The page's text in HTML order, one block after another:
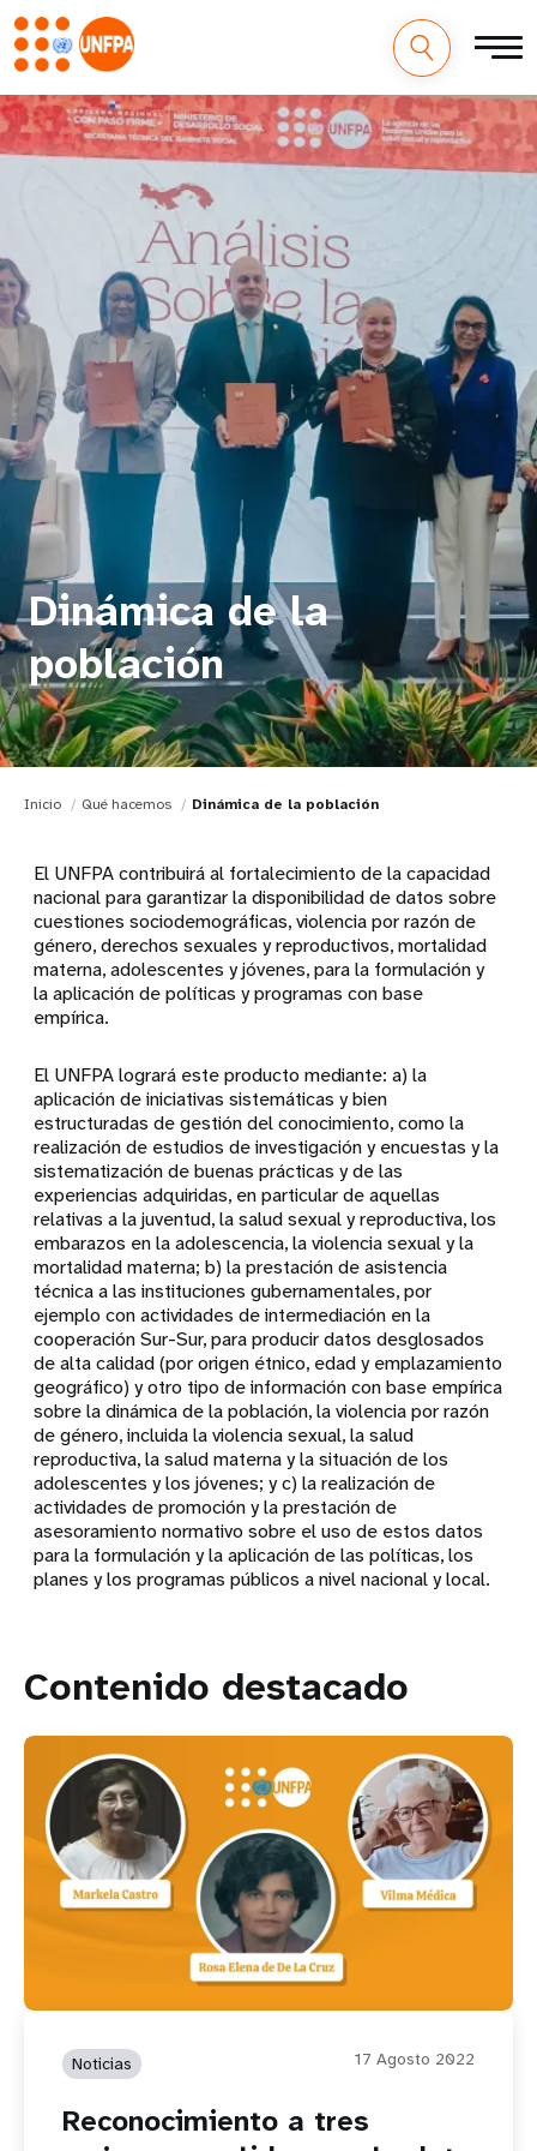
Dinámica de la
población
Inicio Qué hacemos Dinámica de la población
El UNFPA contribuirá al fortalecimiento de la capacidad
nacional para garantizar la disponibilidad de datos sobre
cuestiones sociodemográficas, violencia por razón de
género, derechos sexuales y reproductivos, mortalidad
materna, adolescentes y jóvenes, para la formulación y
la aplicación de políticas y programas con base
empírica.
El UNFPA logrará este producto mediante: a) la
aplicación de iniciativas sistemáticas y bien
estructuradas de gestión del conocimiento, como la
realización de estudios de investigación y encuestas y la
sistematización de buenas prácticas y de las
experiencias adquiridas, en particular de aquellas
relativas a la juventud, la salud sexual y reproductiva, los
embarazos en la adolescencia, la violencia sexual y la
mortalidad materna; b) la prestación de asistencia
técnica a las instituciones gubernamentales, por
ejemplo con actividades de intermediación en la
cooperación Sur-Sur, para producir datos desglosados
de alta calidad (por origen étnico, edad y emplazamiento
geográfico) y otro tipo de información con base empírica
sobre la dinámica de la población, la violencia por razón
de género, incluida la violencia sexual, la salud
reproductiva, la salud materna y la situación de los
adolescentes y los jóvenes; y c) la realización de
actividades de promoción y la prestación de
asesoramiento normativo sobre el uso de estos datos
para la formulación y la aplicación de las políticas, los
planes y los programas públicos a nivel nacional y local.
Contenido destacado
Noticias 17 Agosto 2022
Reconocimiento a tres